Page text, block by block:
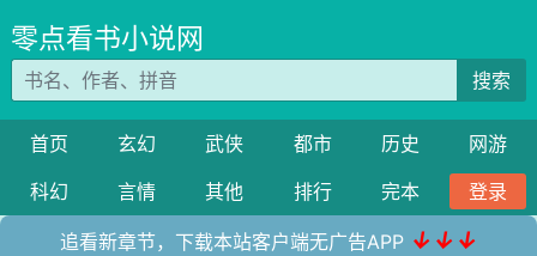
零点看书小说网
搜索
首页 玄幻 武侠 都市 历史
网游
科幻
言情 其他 排行 完本 登录
追看新章节，下载本站客户端无广告APP ↓↓↓